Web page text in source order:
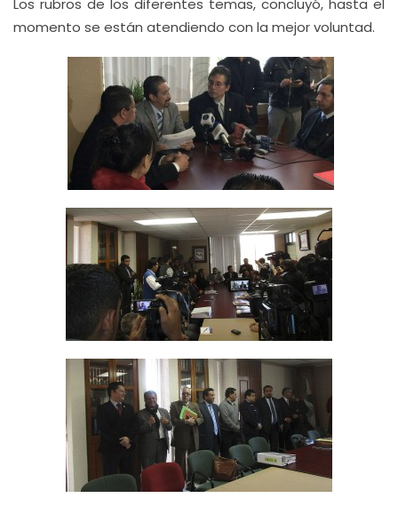
Los rubros de los diferentes temas, concluyó, hasta el
momento se están atendiendo con la mejor voluntad.